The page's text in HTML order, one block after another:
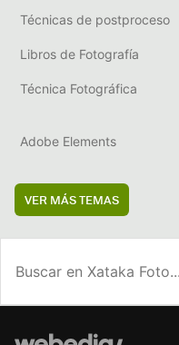
Técnicas de postproceso
Libros de Fotografía
Técnica Fotográfica
Adobe Elements
VER MÁS TEMAS